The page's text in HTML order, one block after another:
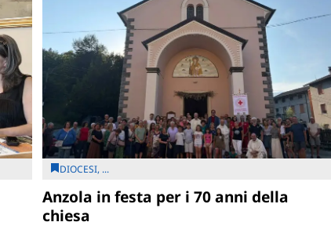
DIOCESI, ...
Anzola in festa per i 70 anni della
chiesa